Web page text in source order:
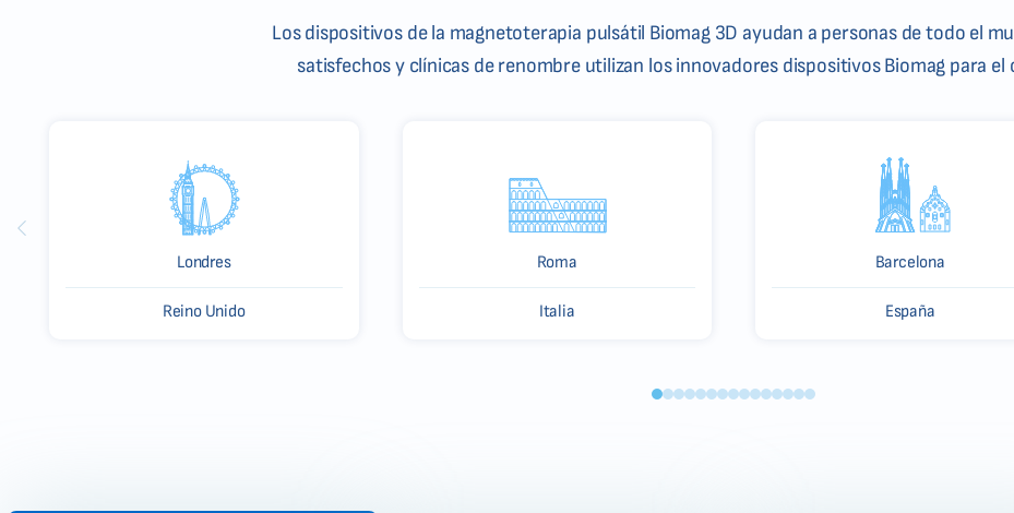
Los dispositivos de la magnetoterapia pulsátil Biomag 3D ayudan a personas de todo el
satisfechos y clínicas de renombre utilizan los innovadores dispositivos Biomag para el
Londres
Reino Unido
Roma
Italia
Barcelona
España